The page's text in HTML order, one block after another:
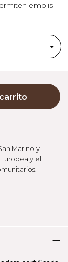
emojis
Marino y
y el